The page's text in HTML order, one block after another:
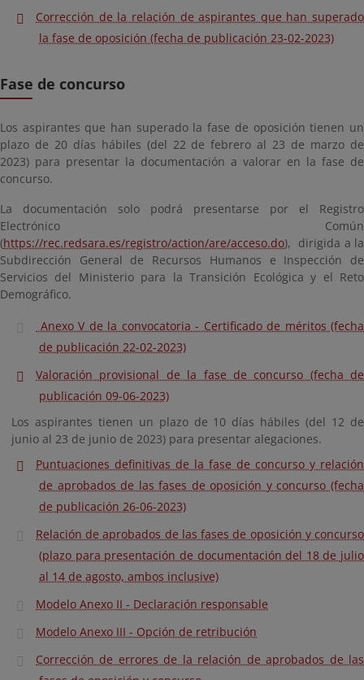
Corrección de la relación de aspirantes que han superado
la fase de oposición (fecha de publicación 23-02-2023)
Fase de concurso
Los aspirantes que han superado la fase de oposición tienen un
plazo de 20 días hábiles (del 22 de febrero al 23 de marzo de
2023) para presentar la documentación a valorar en la fase de
concurso.
La documentación solo podrá presentarse por el Registro
Electrónico Común
(https://rec.redsara.es/registro/action/are/acceso.do), dirigida a la
Subdirección General de Recursos Humanos e Inspección de
Servicios del Ministerio para la Transición Ecológica y el Reto
Demográfico.
Anexo V de la convocatoria - Certificado de méritos (fecha
de publicación 22-02-2023)
Valoración provisional de la fase de concurso (fecha de
publicación 09-06-2023)
Los aspirantes tienen un plazo de 10 días hábiles (del 12 de
junio al 23 de junio de 2023) para presentar alegaciones.
Puntuaciones definitivas de la fase de concurso y relación
de aprobados de las fases de oposición y concurso (fecha
de publicación 26-06-2023)
Relación de aprobados de las fases de oposición y concurso
(plazo para presentación de documentación del 18 de julio
al 14 de agosto, ambos inclusive)
Modelo Anexo II - Declaración responsable
Modelo Anexo III - Opción de retribución
Corrección de errores de la relación de aprobados de las